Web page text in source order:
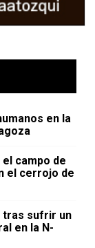
en la
campo de
el cerrojo de
tras sufrir un
en la N-